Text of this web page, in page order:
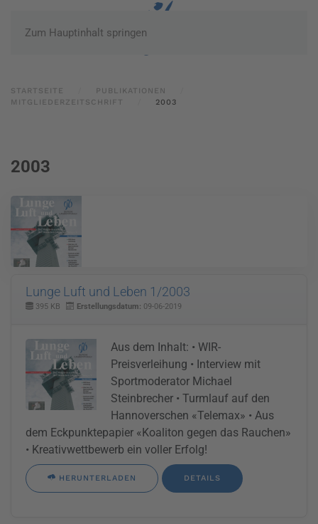
Zum Hauptinhalt springen
STARTSEITE
PUBLIKATIONEN
MITGLIEDERZEITSCHRIFT
2003
2003
Lunge Luft und Leben 1/2003
395 KB Erstellungsdatum: 09-06-2019
Aus dem Inhalt: • WIR-
Preisverleihung • Interview mit
Sportmoderator Michael
Steinbrecher • Turmlauf auf den
Hannoverschen «Telemax» • Aus
dem Eckpunktepapier «Koaliton gegen das Rauchen»
• Kreativwettbewerb ein voller Erfolg!
HERUNTERLADEN DETAILS